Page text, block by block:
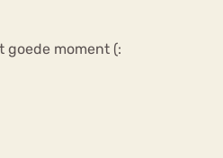
goede moment (: